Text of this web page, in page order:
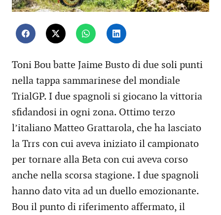
Toni Bou batte Jaime Busto di due soli punti
nella tappa sammarinese del mondiale
TrialGP. I due spagnoli si giocano la vittoria
sfidandosi in ogni zona. Ottimo terzo
l’italiano Matteo Grattarola, che ha lasciato
la Trrs con cui aveva iniziato il campionato
per tornare alla Beta con cui aveva corso
anche nella scorsa stagione. I due spagnoli
hanno dato vita ad un duello emozionante.
Bou il punto di riferimento affermato, il